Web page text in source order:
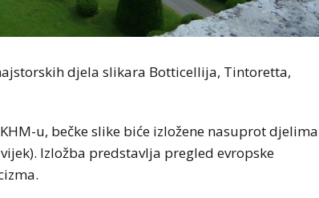
djela slikara Botticellija, Tintoretta,
u, bečke slike biće izložene nasuprot djelima
Izložba predstavlja pregled evropske